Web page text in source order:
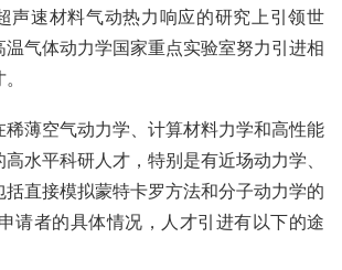
声速材料气动热力响应的研究上引领世
温气体动力学国家重点实验室努力引进相
稀薄空气动力学、计算材料力学和高性能
水平科研人才，特别是有近场动力学、
括直接模拟蒙特卡罗方法和分子动力学的
请者的具体情况，人才引进有以下的途